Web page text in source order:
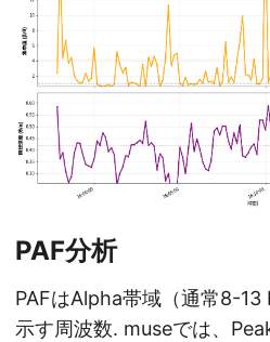
PAF分析
PAFはAlpha帯域（通常8-13
示す周波数. museでは、